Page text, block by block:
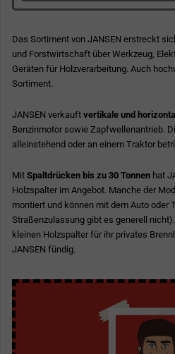
Das Sortiment von JANSEN erstreckt
und Forstwirtschaft über Werkzeug,
Geräten für Holzverarbeitung. Auch
Sortiment.
JANSEN verkauft vertikale und
Benzinmotor sowie Zapfwellenantrieb.
alleinstehend oder an einem Traktor
Mit Spaltdrücken bis zu 30 Tonnen hat
Holzspalter im Angebot. Manche der
montiert und können mit dem Auto oder
Straßenzulassung gibt es generell
kleinen Holzspalter für ihr privates
JANSEN fündig.